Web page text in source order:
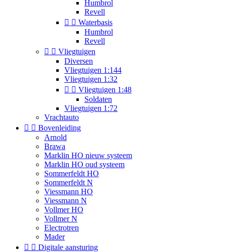
Humbrol
Revell
  Waterbasis
Humbrol
Revell
  Vliegtuigen
Diversen
Vliegtuigen 1:144
Vliegtuigen 1:32
  Vliegtuigen 1:48
Soldaten
Vliegtuigen 1:72
Vrachtauto
  Bovenleiding
Arnold
Brawa
Marklin HO nieuw systeem
Marklin HO oud systeem
Sommerfeldt HO
Sommerfeldt N
Viessmann HO
Viessmann N
Vollmer HO
Vollmer N
Electrotren
Mader
  Digitale aansturing